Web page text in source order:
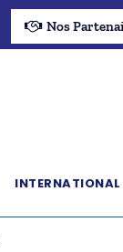
Nos
INTERNATIONAL